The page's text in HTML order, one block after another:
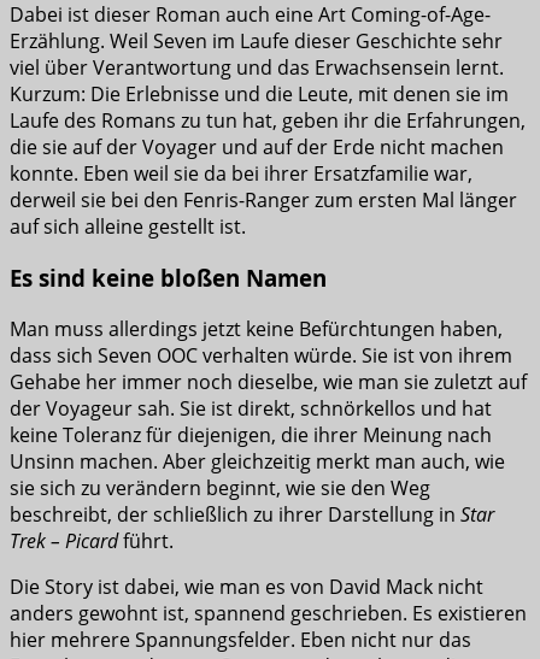
Dabei ist dieser Roman auch eine Art Coming-of-Age-
Erzählung. Weil Seven im Laufe dieser Geschichte sehr
viel über Verantwortung und das Erwachsensein lernt.
Kurzum: Die Erlebnisse und die Leute, mit denen sie im
Laufe des Romans zu tun hat, geben ihr die Erfahrungen,
die sie auf der Voyager und auf der Erde nicht machen
konnte. Eben weil sie da bei ihrer Ersatzfamilie war,
derweil sie bei den Fenris-Ranger zum ersten Mal länger
auf sich alleine gestellt ist.
Es sind keine bloßen Namen
Man muss allerdings jetzt keine Befürchtungen haben,
dass sich Seven OOC verhalten würde. Sie ist von ihrem
Gehabe her immer noch dieselbe, wie man sie zuletzt auf
der Voyageur sah. Sie ist direkt, schnörkellos und hat
keine Toleranz für diejenigen, die ihrer Meinung nach
Unsinn machen. Aber gleichzeitig merkt man auch, wie
sie sich zu verändern beginnt, wie sie den Weg
beschreibt, der schließlich zu ihrer Darstellung in Star
Trek – Picardführt.
Die Story ist dabei, wie man es von David Mack nicht
anders gewohnt ist, spannend geschrieben. Es existieren
hier mehrere Spannungsfelder. Eben nicht nur das